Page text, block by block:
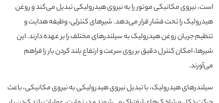
است، نیروی مکانیکی موتور را به نیروی هیدرولیکی تبدیل می‌کند و روغن
هیدرولیک را تحت فشار قرار می‌دهد. شیرهای کنترلی، وظیفه هدایت و
تنظیم جریان روغن هیدرولیک به سیلندرهای مختلف را بر عهده دارند. این
شیرها، امکان کنترل دقیق بر روی سرعت و ارتفاع بلند کردن بار را فراهم
می‌آورند.
سیلندرهای هیدرولیک، با تبدیل نیروی هیدرولیکی به نیروی مکانیکی، باعث